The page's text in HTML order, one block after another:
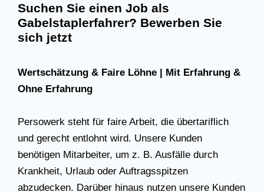
Suchen Sie einen Job als
Gabelstaplerfahrer? Bewerben Sie
sich jetzt
Wertschätzung & Faire Löhne | Mit Erfahrung &
Ohne Erfahrung
Persowerk steht für faire Arbeit, die übertariflich
und gerecht entlohnt wird. Unsere Kunden
benötigen Mitarbeiter, um z. B. Ausfälle durch
Krankheit, Urlaub oder Auftragsspitzen
abzudecken. Darüber hinaus nutzen unsere Kunden